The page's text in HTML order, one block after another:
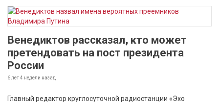
Венедиктов рассказал, кто может
претендовать на пост президента
России
6 лет 4 недели назад
Главный редактор круглосуточной радиостанции «Эхо